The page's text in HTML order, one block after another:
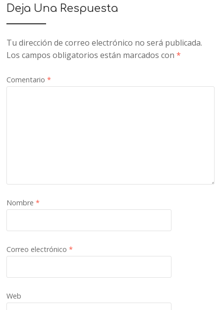
Deja Una Respuesta
Tu dirección de correo electrónico no será publicada.
Los campos obligatorios están marcados con*
Comentario*
Nombre*
Correo electrónico*
Web